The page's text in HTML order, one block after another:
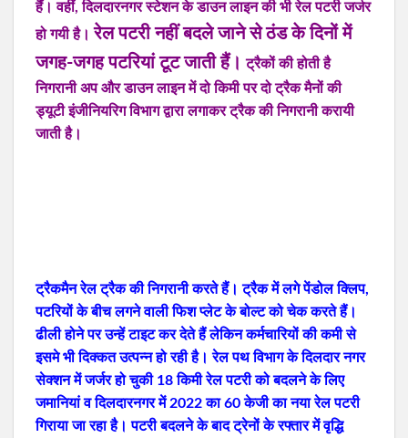
हैं। वहीं, दिलदारनगर स्टेशन के डाउन लाइन की भी रेल पटरी जर्जर
हो गयी है। रेल पटरी नहीं बदले जाने से ठंड के दिनों में
जगह-जगह पटरियां टूट जाती हैं।ट्रैकों की होती है
निगरानी अप और डाउन लाइन में दो किमी पर दो ट्रैक मैनों की
ड्यूटी इंजीनियरिग विभाग द्वारा लगाकर ट्रैक की निगरानी करायी
जाती है।
ट्रैकमैन रेल ट्रैक की निगरानी करते हैं। ट्रैक में लगे पेंडोल क्लिप,
पटरियों के बीच लगने वाली फिश प्लेट के बोल्ट को चेक करते हैं।
ढीली होने पर उन्हें टाइट कर देते हैं लेकिन कर्मचारियों की कमी से
इसमे भी दिक्कत उत्पन्न हो रही है। रेल पथ विभाग के दिलदार नगर
सेक्शन में जर्जर हो चुकी 18 किमी रेल पटरी को बदलने के लिए
जमानियां व दिलदारनगर में 2022 का 60 केजी का नया रेल पटरी
गिराया जा रहा है। पटरी बदलने के बाद ट्रेनों के रफ्तार में वृद्धि